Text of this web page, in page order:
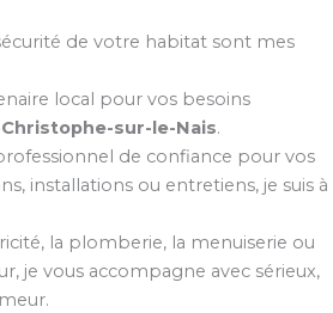
de votre habitat sont mes
local pour vos besoins
sur-le-Nais.
de confiance pour vos
installations ou entretiens, je suis à
la plomberie, la menuiserie ou
je vous accompagne avec sérieux,